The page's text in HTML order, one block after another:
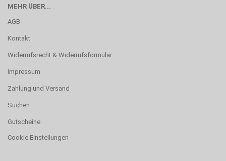
MEHR ÜBER...
AGB
Kontakt
Widerrufsrecht & Widerrufsformular
Impressum
Zahlung und Versand
Suchen
Gutscheine
Cookie Einstellungen